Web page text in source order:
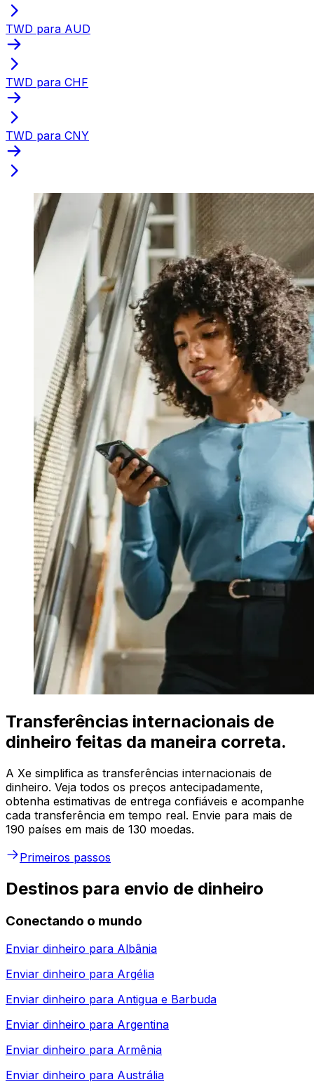
TWD para AUD
TWD para CHF
TWD para CNY
Transferências internacionais de
dinheiro feitas da maneira correta.
A Xe simplifica as transferências internacionais de
dinheiro. Veja todos os preços antecipadamente,
obtenha estimativas de entrega confiáveis e acompanhe
cada transferência em tempo real. Envie para mais de
190 países em mais de 130 moedas.
Primeiros passos
Destinos para envio de dinheiro
Conectando o mundo
Enviar dinheiro para Albânia
Enviar dinheiro para Argélia
Enviar dinheiro para Antigua e Barbuda
Enviar dinheiro para Argentina
Enviar dinheiro para Armênia
Enviar dinheiro para Austrália